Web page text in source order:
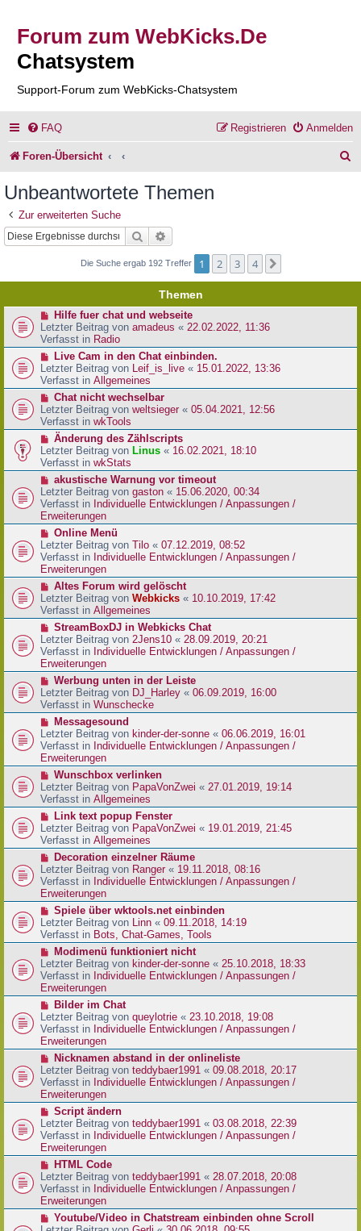
Forum zum WebKicks.De
Chatsystem
Support-Forum zum WebKicks-Chatsystem
FAQ Anmelden
Registrieren
Foren-Übersicht
Unbeantwortete Themen
Zur erweiterten Suche
Suche
Die Suche ergab 192 Treffer 1 2 3 4
Themen
N
e
u
e
r
B
e
t
r
a
g
Hilfe fuer chat und webseite
Letzter Beitrag von amadeus « 22.02.2022, 11:36
Verfasst in Radio
N
e
u
e
r
B
e
t
r
a
g
Live Cam in den Chat einbinden.
Letzter Beitrag von Leif_is_live « 15.01.2022, 13:36
Verfasst in Allgemeines
N
e
u
e
r
B
e
t
r
a
g
Chat nicht wechselbar
Letzter Beitrag von weltsieger « 05.04.2021, 12:56
Verfasst in wkTools
N
e
u
e
r
B
e
i
r
a
g
Änderung des Zählscripts
Letzter Beitrag von Linus « 16.02.2021, 18:10
Verfasst in wkStats
N
e
u
e
r
B
e
i
t
a
g
akustische Warnung vor timeout
Letzter Beitrag von gaston « 15.06.2020, 00:34
Verfasst in Individuelle Entwicklungen / Anpassungen /
Erweiterungen
N
e
u
e
r
B
e
i
r
a
g
Online Menü
Letzter Beitrag von Tilo « 07.12.2019, 08:52
Verfasst in Individuelle Entwicklungen / Anpassungen /
Erweiterungen
N
e
u
e
r
B
e
i
r
a
g
Altes Forum wird gelöscht
Letzter Beitrag von Webkicks « 10.10.2019, 17:42
Verfasst in Allgemeines
N
e
u
e
r
B
e
i
r
a
g
StreamBoxDJ in Webkicks Chat
Letzter Beitrag von 2Jens10 « 28.09.2019, 20:21
Verfasst in Individuelle Entwicklungen / Anpassungen /
Erweiterungen
N
e
u
e
r
B
e
i
r
a
g
Werbung unten in der Leiste
Letzter Beitrag von DJ_Harley « 06.09.2019, 16:00
Verfasst in Wunschecke
N
e
u
e
r
B
e
i
r
a
g
Messagesound
Letzter Beitrag von kinder-der-sonne « 06.06.2019, 16:01
Verfasst in Individuelle Entwicklungen / Anpassungen /
Erweiterungen
N
e
u
e
r
B
e
t
r
a
g
Wunschbox verlinken
Letzter Beitrag von PapaVonZwei « 27.01.2019, 19:14
Verfasst in Allgemeines
N
e
u
e
r
B
e
i
r
a
g
Link text popup Fenster
Letzter Beitrag von PapaVonZwei « 19.01.2019, 21:45
Verfasst in Allgemeines
N
e
u
e
r
B
e
i
r
a
g
Decoration einzelner Räume
Letzter Beitrag von Ranger « 19.11.2018, 08:16
Verfasst in Individuelle Entwicklungen / Anpassungen /
Erweiterungen
N
e
u
e
r
B
e
i
r
a
g
Spiele über wktools.net einbinden
Letzter Beitrag von Linn « 09.11.2018, 14:19
Verfasst in Bots, Chat-Games, Tools
N
e
u
e
r
B
e
i
t
a
g
Modimenü funktioniert nicht
Letzter Beitrag von kinder-der-sonne « 25.10.2018, 18:33
Verfasst in Individuelle Entwicklungen / Anpassungen /
Erweiterungen
N
e
u
e
r
B
e
i
t
a
g
Bilder im Chat
Letzter Beitrag von queylotrie « 23.10.2018, 19:08
Verfasst in Individuelle Entwicklungen / Anpassungen /
Erweiterungen
N
e
u
e
r
B
e
i
t
a
g
Nicknamen abstand in der onlineliste
Letzter Beitrag von teddybaer1991 « 09.08.2018, 20:17
Verfasst in Individuelle Entwicklungen / Anpassungen /
Erweiterungen
N
e
u
e
r
B
e
i
t
Script ändern
Letzter Beitrag von teddybaer1991 « 03.08.2018, 22:39
Verfasst in Individuelle Entwicklungen / Anpassungen /
Erweiterungen
N
e
u
e
r
B
HTML Code
Letzter Beitrag von teddybaer1991 « 28.07.2018, 20:08
Verfasst in Individuelle Entwicklungen / Anpassungen /
Erweiterungen
NYoutube/Video in Chatstream einbinden ohne Scroll